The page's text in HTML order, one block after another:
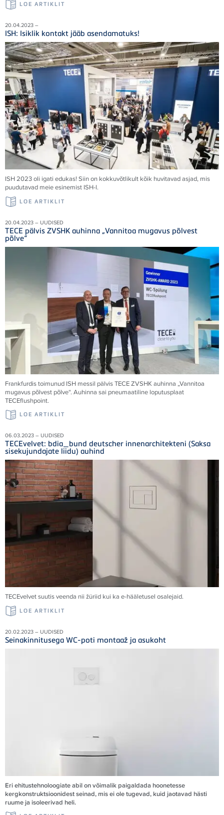
LOE ARTIKLIT
20.04.2023 –
ISH: Isiklik kontakt jääb asendamatuks!
ISH 2023 oli igati edukas! Siin on kokkuvõtlikult kõik huvitavad asjad, mis
puudutavad meie esinemist ISH-l.
LOE ARTIKLIT
20.04.2023 – UUDISED
TECE pälvis ZVSHK auhinna „Vannitoa mugavus põlvest
põlve“
Frankfurdis toimunud ISH messil pälvis TECE ZVSHK auhinna „Vannitoa
mugavus põlvest põlve“. Auhinna sai pneumaatiline loputusplaat
TECEflushpoint.
LOE ARTIKLIT
06.03.2023 – UUDISED
TECEvelvet: bdia_bund deutscher innenarchitekteni (Saksa
sisekujundajate liidu) auhind
TECEvelvet suutis veenda nii žüriid kui ka e-hääletusel osalejaid.
LOE ARTIKLIT
20.02.2023 – UUDISED
Seinakinnitusega WC-poti montaaž ja asukoht
Eri ehitustehnoloogiate abil on võimalik paigaldada hoonetesse
kergkonstruktsioonidest seinad, mis ei ole tugevad, kuid jaotavad hästi
ruume ja isoleerivad heli.